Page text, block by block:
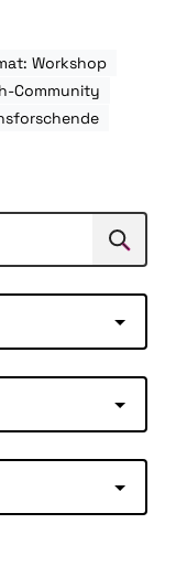
Workshop
Community
Suchen